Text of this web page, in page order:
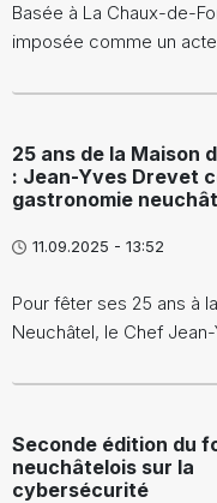
Basée à La Chaux-de-
imposée comme un
25 ans de la Maison
: Jean-Yves Drevet
gastronomie
11.09.2025 - 13:52
Pour fêter ses 25 ans à
Neuchâtel, le Chef
Seconde édition du
neuchâtelois sur la
cybersécurité